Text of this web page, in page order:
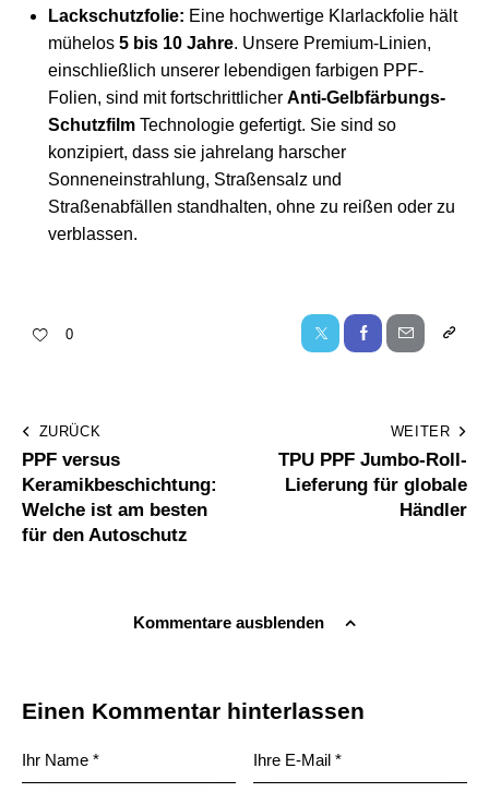
Lackschutzfolie: Eine hochwertige Klarlackfolie hält
mühelos 5 bis 10 Jahre. Unsere Premium-Linien,
einschließlich unserer lebendigen farbigen PPF-
Folien, sind mit fortschrittlicher Anti-Gelbfärbungs-
Schutzfilm Technologie gefertigt. Sie sind so
konzipiert, dass sie jahrelang harscher
Sonneneinstrahlung, Straßensalz und
Straßenabfällen standhalten, ohne zu reißen oder zu
verblassen.
0
ZURÜCK
PPF versus
Keramikbeschichtung:
Welche ist am besten
für den Autoschutz
WEITER
TPU PPF Jumbo-Roll-
Lieferung für globale
Händler
Kommentare ausblenden
Einen Kommentar hinterlassen